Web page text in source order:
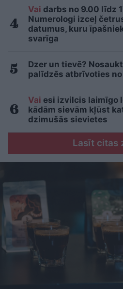
Vai darbs no 9.00 līdz
Numerologi izceļ
datumus, kuru
svarīga
Dzer un tievē?
palīdzēs atbrīvoties
Vai esi izvilcis laimīgo
kādām sievām kļūst
dzimušās sievietes
Lasīt citas